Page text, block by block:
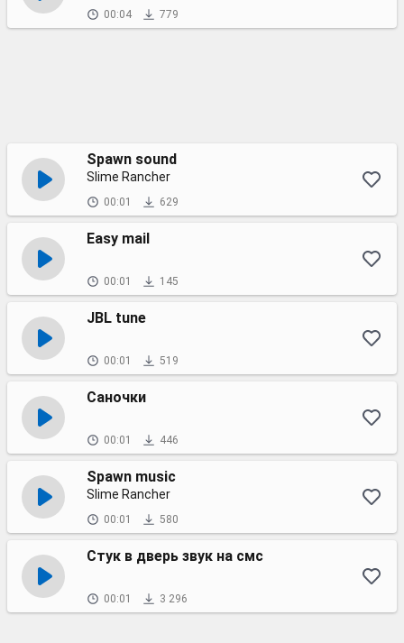
00:04 779
Spawn sound
Slime Rancher
00:01 629
Easy mail
00:01 145
JBL tune
00:01 519
Саночки
00:01 446
Spawn music
Slime Rancher
00:01 580
Стук в дверь звук на смс
00:01 3 296